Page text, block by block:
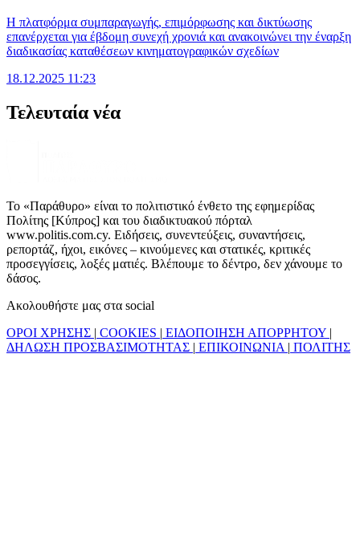
Η πλατφόρμα συμπαραγωγής, επιμόρφωσης και δικτύωσης
επανέρχεται για έβδομη συνεχή χρονιά και ανακοινώνει την έναρξη
διαδικασίας καταθέσεων κινηματογραφικών σχεδίων
18.12.2025 11:23
Τελευταία νέα
Το «Παράθυρο» είναι το πολιτιστικό ένθετο της εφημερίδας
Πολίτης [Κύπρος] και του διαδικτυακού πόρταλ
www.politis.com.cy. Ειδήσεις, συνεντεύξεις, συναντήσεις,
ρεπορτάζ, ήχοι, εικόνες – κινούμενες και στατικές, κριτικές
προσεγγίσεις, λοξές ματιές. Βλέπουμε το δέντρο, δεν χάνουμε το
δάσος.
Ακολουθήστε μας στα social
ΟΡΟΙ ΧΡΗΣΗΣ | COOKIES | ΕΙΔΟΠΟΙΗΣΗ ΑΠΟΡΡΗΤΟΥ |
ΔΗΛΩΣΗ ΠΡΟΣΒΑΣΙΜΟΤΗΤΑΣ | ΕΠΙΚΟΙΝΩΝΙΑ | ΠΟΛΙΤΗΣ